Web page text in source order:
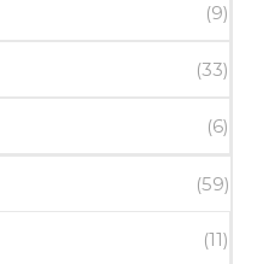
(9)
(33)
(6)
(59)
(11)